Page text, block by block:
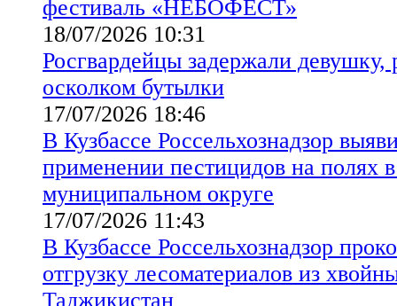
фестиваль «НЕБОФЕСТ»
18/07/2026 10:31
Росгвардейцы задержали
осколком бутылки
17/07/2026 18:46
В Кузбассе Россельхознадзор
применении пестицидов на полях
муниципальном округе
17/07/2026 11:43
В Кузбассе Россельхознадзор
отгрузку лесоматериалов из
Таджикистан